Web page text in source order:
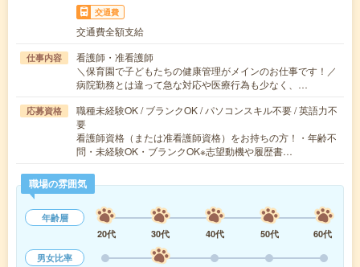
交通費
交通費全額支給
仕事内容
看護師・准看護師
＼保育園で子どもたちの健康管理がメインのお仕事です！／
病院勤務とは違って急な対応や医療行為も少なく、…
応募資格
職種未経験OK / ブランクOK / パソコンスキル不要 / 英語力不
要
看護師資格（または准看護師資格）をお持ちの方！・年齢不
問・未経験OK・ブランクOK※志望動機や履歴書…
職場の雰囲気
年齢層
20代
30代 40代 50代
60代
男女比率